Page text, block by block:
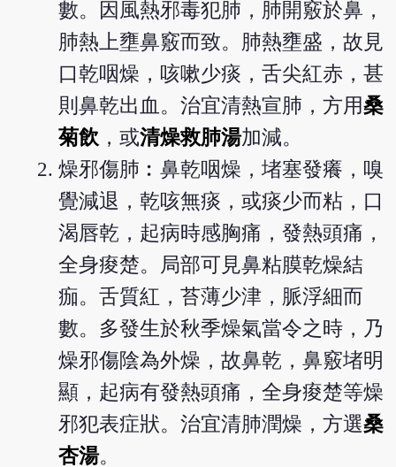
數。因風熱邪毒犯肺，肺開竅於鼻，
肺熱上壅鼻竅而致。肺熱壅盛，故見
口乾咽燥，咳嗽少痰，舌尖紅赤，甚
則鼻乾出血。治宜清熱宣肺，方用桑
菊飲 ，或清燥救肺湯加減。
燥邪傷肺︰鼻乾咽燥，堵塞發癢，嗅
覺減退，乾咳無痰，或痰少而粘，口
渴唇乾，起病時感胸痛，發熱頭痛，
全身痠楚。局部可見鼻粘膜乾燥結
痂。舌質紅，苔薄少津，脈浮細而
數。多發生於秋季燥氣當令之時，乃
燥邪傷陰為外燥，故鼻乾，鼻竅堵明
顯，起病有發熱頭痛，全身痠楚等燥
邪犯表症狀。治宜清肺潤燥，方選桑
杏湯。